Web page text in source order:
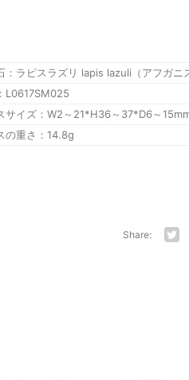
：ラピスラズリ lapis lazuli（アフガニ
L0617SM025
サイズ：W2～21*H36～37*D6～
の重さ：14.8g
Share: